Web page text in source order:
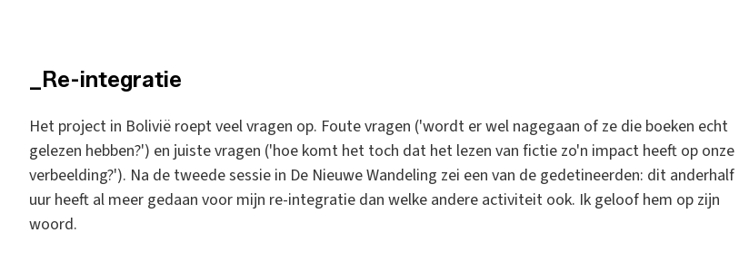
_Re-integratie
Het project in Bolivië roept veel vragen op. Foute vragen ('wordt er wel nagegaan of ze die boeken echt
gelezen hebben?') en juiste vragen ('hoe komt het toch dat het lezen van fictie zo'n impact heeft op onze
verbeelding?'). Na de tweede sessie in De Nieuwe Wandeling zei een van de gedetineerden: dit anderhalf
uur heeft al meer gedaan voor mijn re-integratie dan welke andere activiteit ook. Ik geloof hem op zijn
woord.